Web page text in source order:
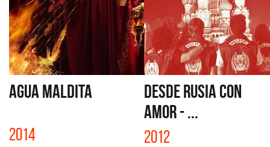
AGUA MALDITA
2014
DESDE RUSIA CON
AMOR - ...
2012